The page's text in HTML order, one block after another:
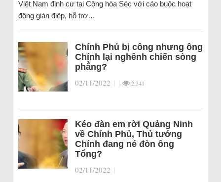
Việt Nam định cư tại Cộng hòa Séc với cáo buộc hoạt
động gián điệp, hỗ trợ…
Chính Phủ bị công nhưng ông
Chính lại nghênh chiến sòng
phẳng?
02/11/2022 | | 2.341
Kéo đàn em rời Quảng Ninh
về Chính Phủ, Thủ tướng
Chính đang né đòn ông
Tổng?
02/11/2022 |